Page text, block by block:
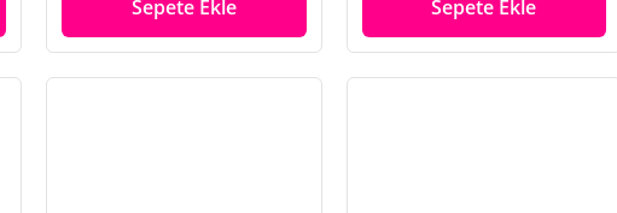
Sepete Ekle Sepete Ekle